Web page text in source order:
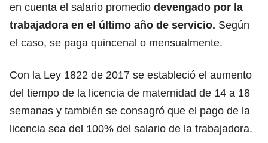
en cuenta el salario promedio devengado por la
trabajadora en el último año de servicio. Según
el caso, se paga quincenal o mensualmente.
Con la Ley 1822 de 2017 se estableció el aumento
del tiempo de la licencia de maternidad de 14 a 18
semanas y también se consagró que el pago de la
licencia sea del 100% del salario de la trabajadora.